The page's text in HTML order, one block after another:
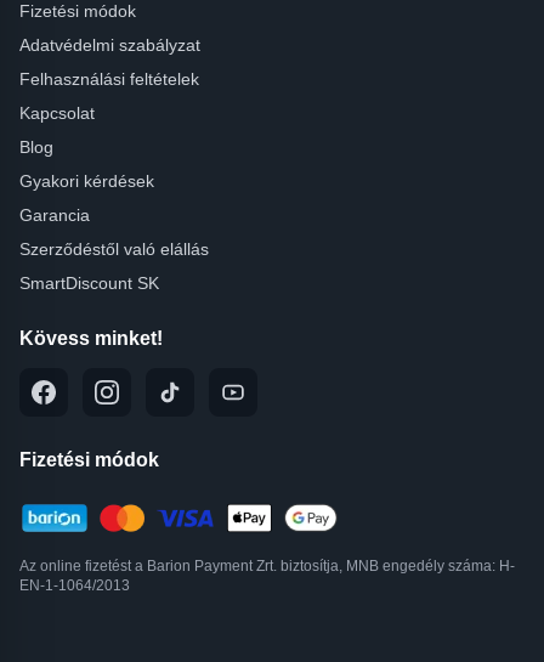
Fizetési módok
Adatvédelmi szabályzat
Felhasználási feltételek
Kapcsolat
Blog
Gyakori kérdések
Garancia
Szerződéstől való elállás
SmartDiscount SK
Kövess minket!
Fizetési módok
Az online fizetést a Barion Payment Zrt. biztosítja, MNB engedély száma: H-
EN-1-1064/2013